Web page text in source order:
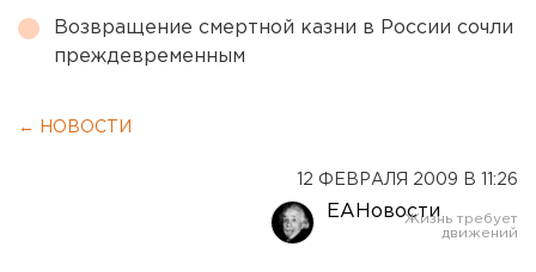
Возвращение смертной казни в России сочли
преждевременным
← НОВОСТИ
12 ФЕВРАЛЯ 2009 В 11:26
ЕАНовости